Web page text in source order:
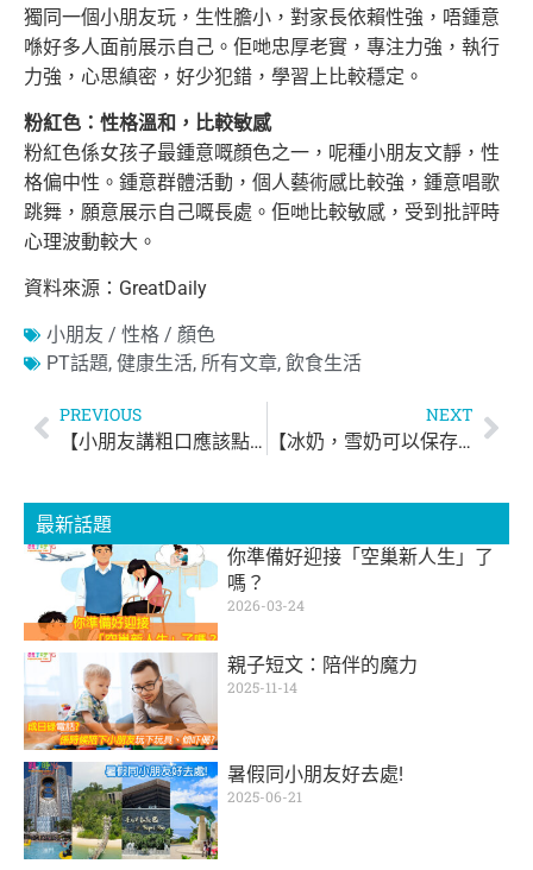
獨同一個小朋友玩，生性膽小，對家長依賴性強，唔鍾意
喺好多人面前展示自己。佢哋忠厚老實，專注力強，執行
力強，心思縝密，好少犯錯，學習上比較穩定。
粉紅色：性格溫和，比較敏感
粉紅色係女孩子最鍾意嘅顏色之一，呢種小朋友文靜，性
格偏中性。鍾意群體活動，個人藝術感比較強，鍾意唱歌
跳舞，願意展示自己嘅長處。佢哋比較敏感，受到批評時
心理波動較大。
資料來源：GreatDaily
小朋友 / 性格 / 顏色
PT話題, 健康生活, 所有文章, 飲食生活
PREVIOUS
【小朋友講粗口應該點做？】
NEXT
【冰奶，雪奶可以保存幾耐？】母乳冷藏及保存須知
最新話題
你準備好迎接「空巢新人生」了
嗎？
2026-03-24
親子短文：陪伴的魔力
2025-11-14
暑假同小朋友好去處!
2025-06-21